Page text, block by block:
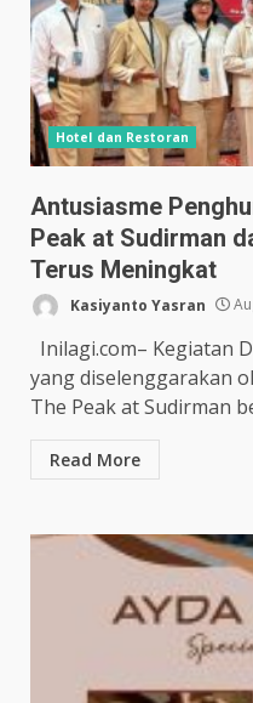
Hotel dan Restoran
Antusiasme
Peak at Sudirman
Terus Meningkat
Kasiyanto Yasran
Inilagi.com– Kegiatan
yang diselenggarakan
The Peak at Sudirman
Read More